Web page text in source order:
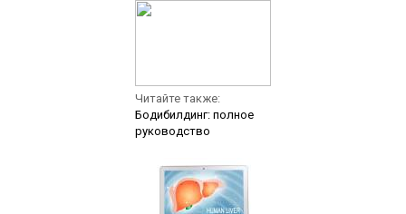
Читайте также:
Бодибилдинг: полное
руководство